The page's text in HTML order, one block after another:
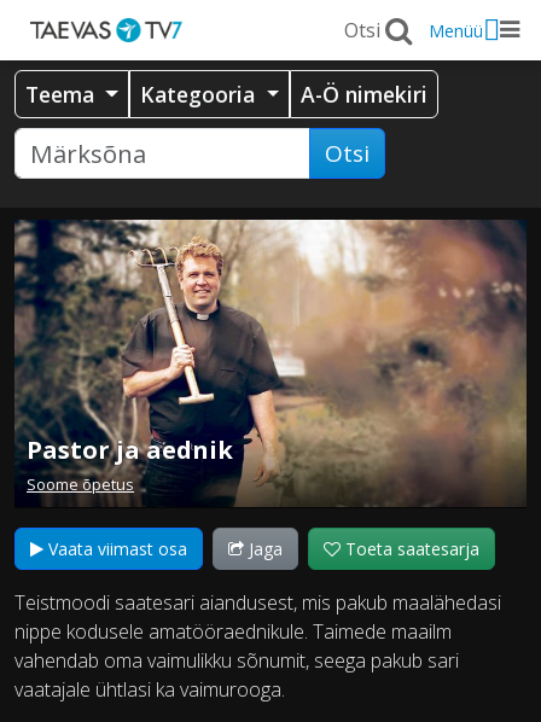
Menüü
Teema Kategooria A-Ö nimekiri
Otsi
Pastor ja aednik
Soome õpetus
Vaata viimast osa Jaga Toeta saatesarja
Teistmoodi saatesari aiandusest, mis pakub maalähedasi
nippe kodusele amatööraednikule. Taimede maailm
vahendab oma vaimulikku sõnumit, seega pakub sari
vaatajale ühtlasi ka vaimurooga.